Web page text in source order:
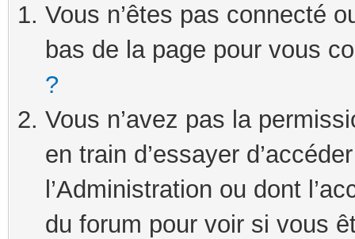
Vous n’êtes pas connecté
bas de la page pour vous
?
Vous n’avez pas la
en train d’essayer
l’Administration ou dont
du forum pour voir si vous